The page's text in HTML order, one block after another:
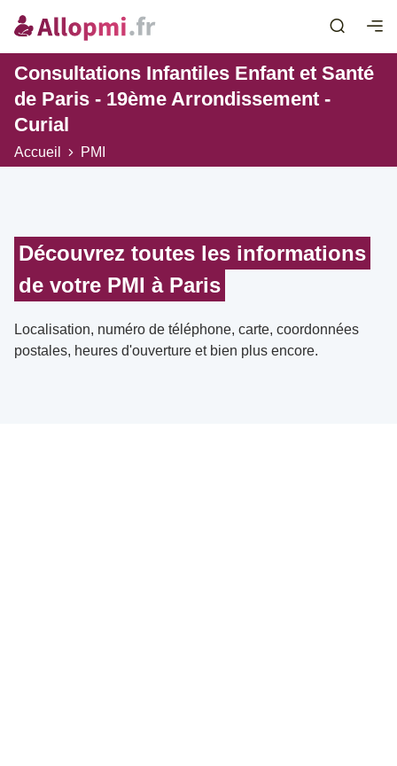
Consultations Infantiles Enfant et Santé
de Paris - 19ème Arrondissement -
Curial
Accueil PMI
Découvrez toutes les informations
de votre PMI à Paris
Localisation, numéro de téléphone, carte, coordonnées
postales, heures d'ouverture et bien plus encore.